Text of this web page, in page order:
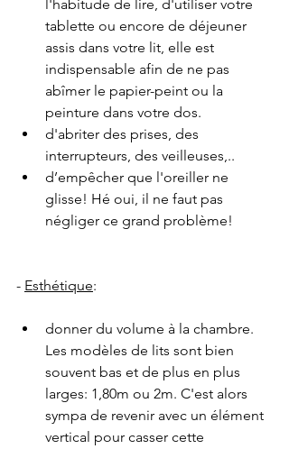
l'habitude de lire, d'utiliser votre
tablette ou encore de déjeuner
assis dans votre lit, elle est
indispensable afin de ne pas
abîmer le papier-peint ou la
peinture dans votre dos.
d'abriter des prises, des
interrupteurs, des veilleuses,..
d’empêcher que l'oreiller ne
glisse! Hé oui, il ne faut pas
négliger ce grand problème!
- Esthétique:
donner du volume à la chambre.
Les modèles de lits sont bien
souvent bas et de plus en plus
larges: 1,80m ou 2m. C'est alors
sympa de revenir avec un élément
vertical pour casser cette